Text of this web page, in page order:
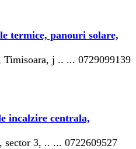
termice, panouri solare,
j .. ... 0729099139
incalzire centrala,
3, .. ... 0722609527